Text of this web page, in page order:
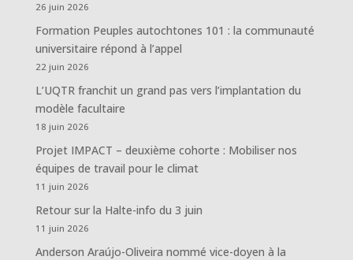
26 juin 2026
Formation Peuples autochtones 101 : la communauté
universitaire répond à l’appel
22 juin 2026
L’UQTR franchit un grand pas vers l’implantation du
modèle facultaire
18 juin 2026
Projet IMPACT – deuxième cohorte : Mobiliser nos
équipes de travail pour le climat
11 juin 2026
Retour sur la Halte-info du 3 juin
11 juin 2026
Anderson Araújo-Oliveira nommé vice-doyen à la